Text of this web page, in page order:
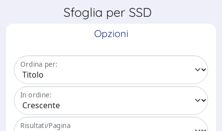
Sfoglia per SSD
Opzioni
Ordina per:
In ordine:
Risultati/Pagina